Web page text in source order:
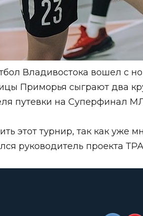
Владивостока вошел с
Приморья сыграют два
путевки на Суперфинал
этот турнир, так как
руководитель проекта